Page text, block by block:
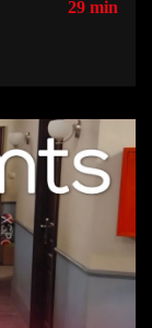
29 min